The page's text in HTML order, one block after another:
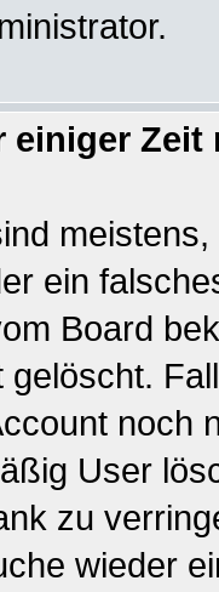
einiger
ein
Board
gelöscht.
noch
User
zu
wieder